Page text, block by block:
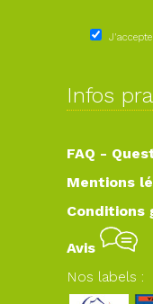
Infos
FAQ -
Mentions
Conditions
Avis
Nos labels :